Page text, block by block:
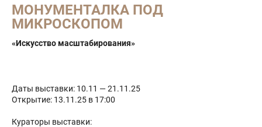
МОНУМЕНТАЛКА ПОД
МИКРОСКОПОМ
«Искусство масштабирования»
Даты выставки: 10.11 — 21.11.25
Открытие: 13.11.25 в 17:00
Кураторы выставки: